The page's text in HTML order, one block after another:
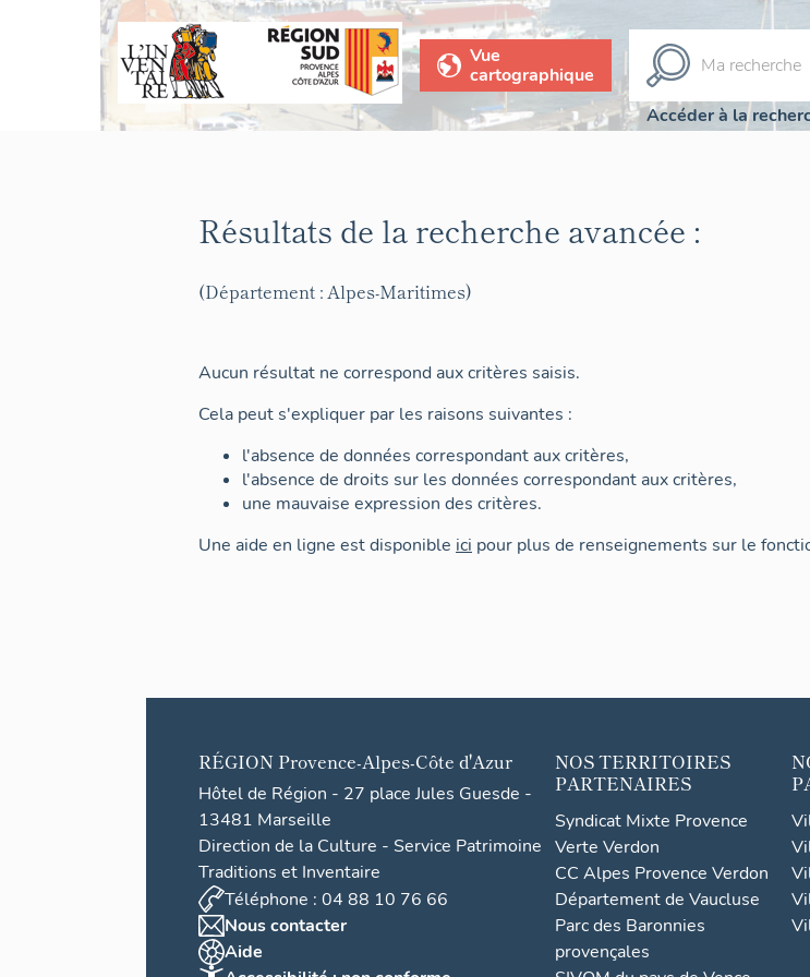
Vue
cartographique
Accéder à la
Résultats de la recherche avancée :
(Département : Alpes-Maritimes)
Aucun résultat ne correspond aux critères saisis.
Cela peut s'expliquer par les raisons suivantes :
l'absence de données correspondant aux critères,
l'absence de droits sur les données correspondant aux critères,
une mauvaise expression des critères.
Une aide en ligne est disponible ici pour plus de renseignements sur le
RÉGION Provence-Alpes-Côte d'Azur
Hôtel de Région - 27 place Jules Guesde -
13481 Marseille
Direction de la Culture - Service Patrimoine
Traditions et Inventaire
Téléphone : 04 88 10 76 66
Nous contacter
Aide
NOS TERRITOIRES
PARTENAIRES
Syndicat Mixte Provence
Verte Verdon
CC Alpes Provence Verdon
Département de Vaucluse
Parc des Baronnies
provençales